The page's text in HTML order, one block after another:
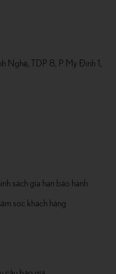
Nghệ, TDP 8, P Mỹ Đình 1,
sách gia hạn bảo hành
sóc khách hàng